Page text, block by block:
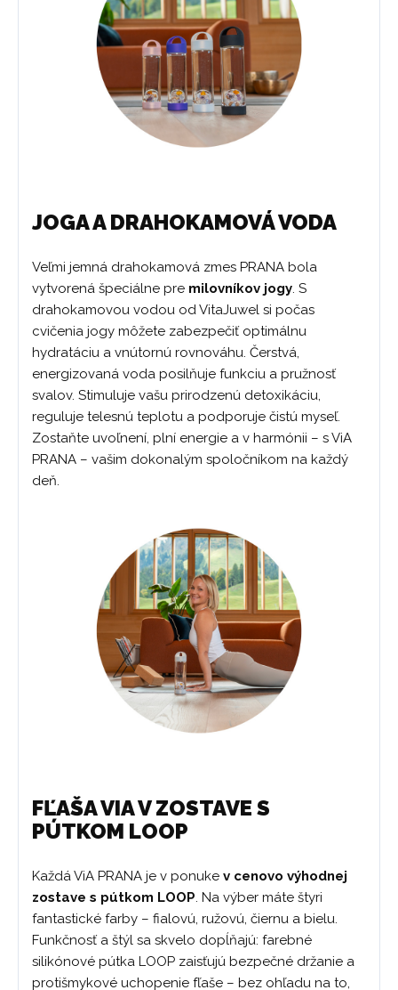
JOGA A DRAHOKAMOVÁ VODA
Veľmi jemná drahokamová zmes PRANA bola
vytvorená špeciálne pre milovníkov jogy. S
drahokamovou vodou od VitaJuwel si počas
cvičenia jogy môžete zabezpečiť optimálnu
hydratáciu a vnútornú rovnováhu. Čerstvá,
energizovaná voda posilňuje funkciu a pružnosť
svalov. Stimuluje vašu prirodzenú detoxikáciu,
reguluje telesnú teplotu a podporuje čistú myseľ.
Zostaňte uvoľnení, plní energie a v harmónii – s ViA
PRANA – vašim dokonalým spoločníkom na každý
deň.
FĽAŠA VIA V ZOSTAVE S
PÚTKOM LOOP
Každá ViA PRANA je v ponuke v cenovo výhodnej
zostave s pútkom LOOP. Na výber máte štyri
fantastické farby – fialovú, ružovú, čiernu a bielu.
Funkčnosť a štýl sa skvelo dopĺňajú: farebné
silikónové pútka LOOP zaisťujú bezpečné držanie a
protišmykové uchopenie fľaše – bez ohľadu na to,